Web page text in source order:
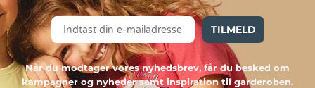
TILMELD
Når du modtager vores nyhedsbrev, får du besked om
kampagner og nyheder samt inspiration til garderoben.